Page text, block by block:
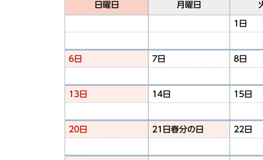
日曜日 月曜日
1日
6日 7日 8日
13日 14日 15日
20日 21日 春分の日 22日